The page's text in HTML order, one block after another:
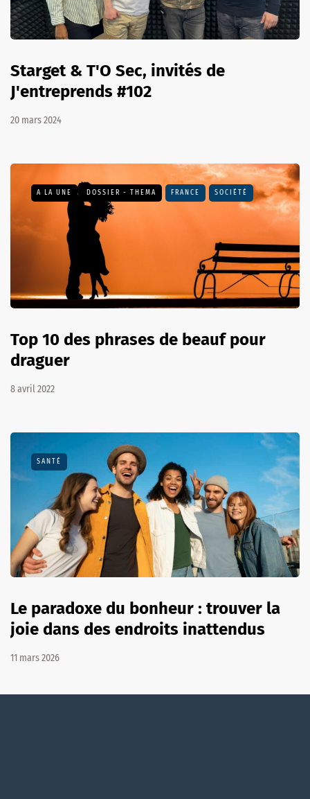
Starget & T'O Sec, invités de
J'entreprends #102
20 mars 2024
A LA UNE DOSSIER - THEMA FRANCE SOCIÉTÉ
Top 10 des phrases de beauf pour
draguer
8 avril 2022
SANTÉ
Le paradoxe du bonheur : trouver la
joie dans des endroits inattendus
11 mars 2026